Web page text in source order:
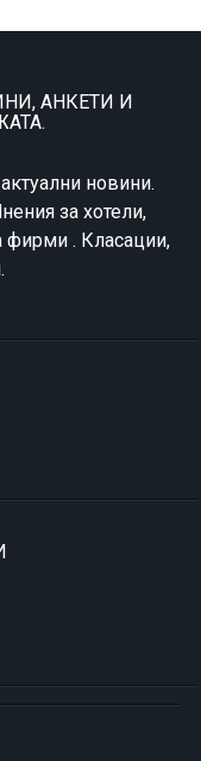
АНКЕТИ И
новини.
за хотели,
фирми . Класации,